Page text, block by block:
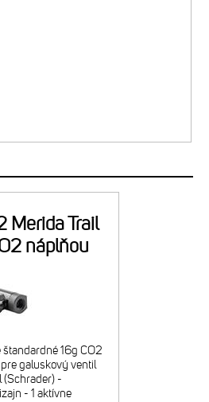
Merida Trail
náplňou
16g CO2
galuskový ventil
(Schrader) -
- 1 aktívne